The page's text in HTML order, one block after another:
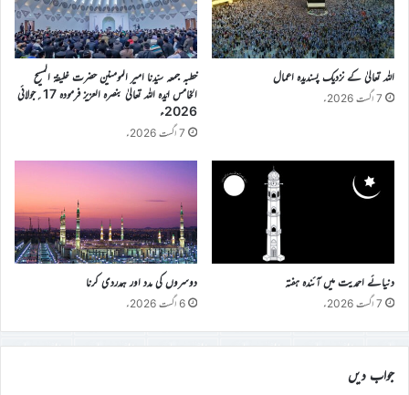
اللہ تعالیٰ کے نزدیک پسندیدہ اعمال
7 اگست 2026ء
خطبہ جمعہ سیّدنا امیر المومنین حضرت خلیفۃ المسیح
الخامس ایّدہ اللہ تعالیٰ بنصرہ العزیز فرمودہ 17؍جولائی
2026ء
7 اگست 2026ء
دنیائے احمدیت میں آئندہ ہفتہ
7 اگست 2026ء
دوسروں کی مدد اور ہمدردی کرنا
6 اگست 2026ء
جواب دیں